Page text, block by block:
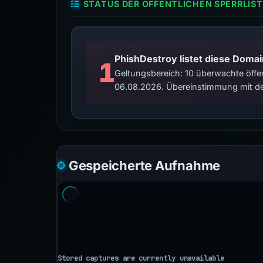
STATUS DER ÖFFENTLICHEN
1PhishDestroy listet diese
Geltungsbereich: 10 überwachte
06.08.2026. Übereinstimmung mit
Gespeicherte Aufnahme